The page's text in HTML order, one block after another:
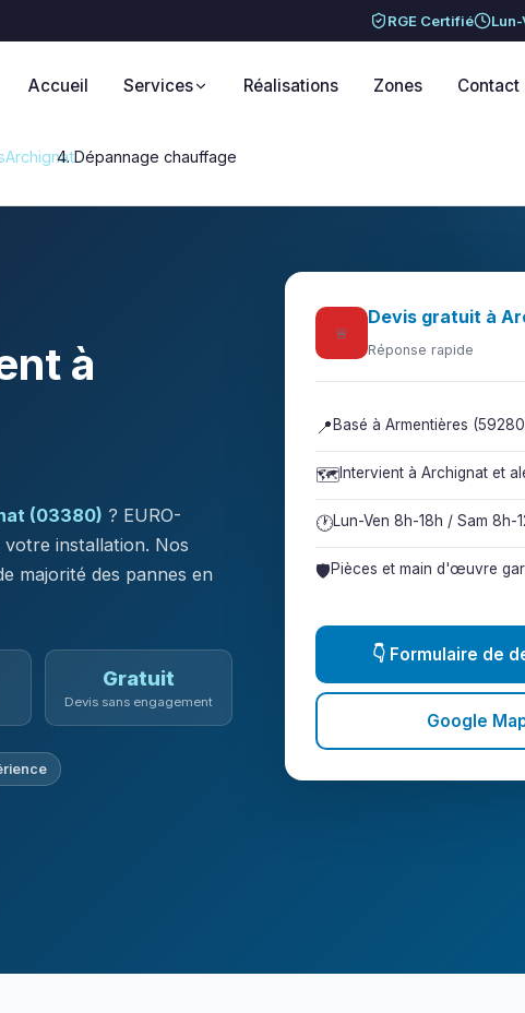
RGE Certifié
Accueil Services Réalisations Zones Contact
ArchignatDépannage chauffage
à
(03380) ? EURO-
installation. Nos
majorité des pannes en
Gratuit
Devis sans engagement
🚨
Devis gratuit à
Réponse rapide
📍 Basé à Armentières
🗺️Intervient à Archignat et
🕐Lun-Ven 8h-18h / Sam 8h-
🛡️Pièces et main d'œuvre
👇 Formulaire de
Google